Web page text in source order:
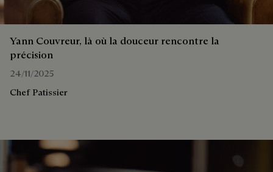
Yann Couvreur, là où la douceur rencontre la
précision
24/11/2025
Chef Patissier